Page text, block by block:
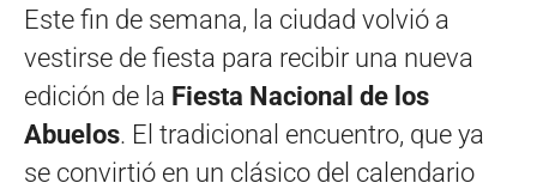
Este fin de semana, la ciudad volvió a
vestirse de fiesta para recibir una nueva
edición de la Fiesta Nacional de los
Abuelos. El tradicional encuentro, que ya
se convirtió en un clásico del calendario